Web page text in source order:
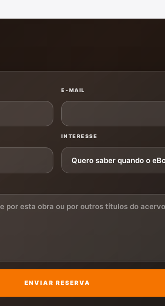
E-MAIL
INTERESSE
ENVIAR RESERVA